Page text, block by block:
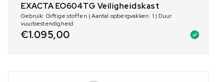
EXACTA EO604TG Veiligheidskast
Gebruik: Giftige stoffen | Aantal opbergvakken: 1 | Duur
vuurbestendigheid:
€1.095,00